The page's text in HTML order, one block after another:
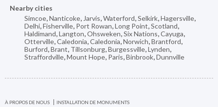
Nearby cities
Simcoe,Nanticoke, Jarvis,Waterford,Selkirk,Hagersville,
Delhi,Fisherville, Port Rowan,Long Point,Scotland,
Haldimand,Langton,Ohsweken,Six Nations,Cayuga,
Otterville,Caledonia,Caledonia,Norwich,Brantford,
Burford,Brant, Tillsonburg,Burgessville,Lynden,
Straffordville,Mount Hope, Paris,Binbrook,Dunnville
À PROPOS DE NOUS INSTALLATION DE MONUMENTS